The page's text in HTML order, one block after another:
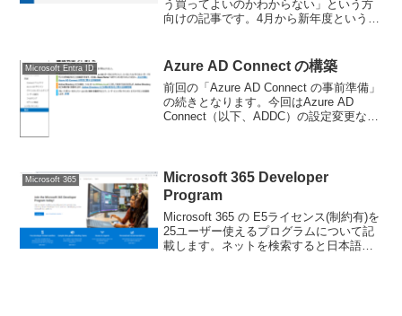
う買ってよいのかわからない」という方
向けの記事です。4月から新年度という会
でもOffice（Word/Excel/PowerPoin...
Microsoft Entra ID Azure AD Connect の構築
前回の「Azure AD Connect の事前準備」
の続きとなります。今回はAzure AD
Connect（以下、ADDC）の設定変更など
Microsoft 365
Microsoft 365 Developer
Program
Microsoft 365 の E5ライセンス(制約有)を
25ユーザー使えるプログラムについて記
載します。ネットを検索すると日本語の